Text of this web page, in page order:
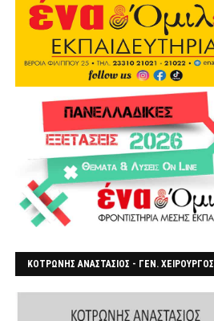
ΚΟΤΡΩΝΗΣ ΑΝΑΣΤΑΣΙΟΣ - ΓΕΝ. ΧΕΙΡΟΥΡΓΟΣ